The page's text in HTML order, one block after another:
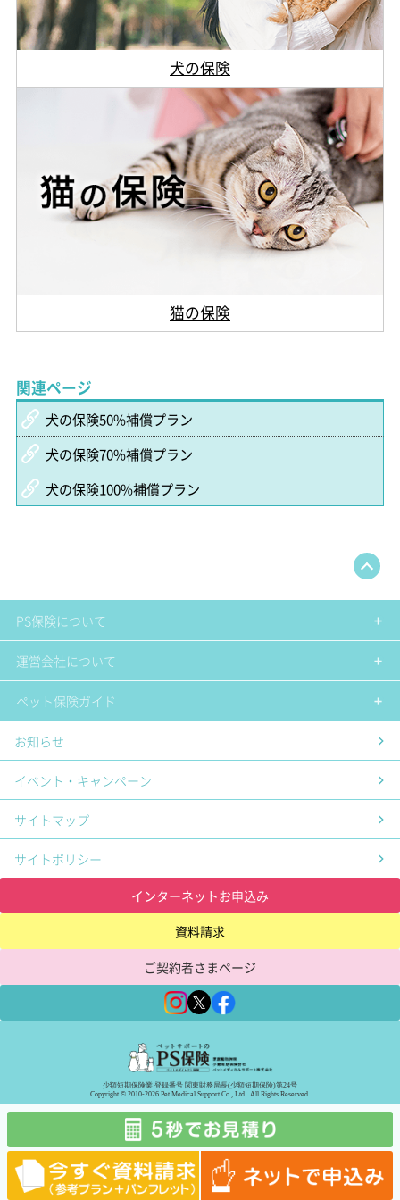
犬の保険
猫の保険
関連ページ
犬の保険50%補償プラン
犬の保険70%補償プラン
犬の保険100%補償プラン
PS保険について
運営会社について
ペット保険ガイド
お知らせ
イベント・キャンペーン
サイトマップ
サイトポリシー
インターネットお申込み
資料請求
ご契約者さまページ
少額短期保険業 登録番号 関東財務局長(少額短期保険)第24号
Copyright © 2010-2026 Pet Medical Support Co., Ltd. All Rights Reserved.